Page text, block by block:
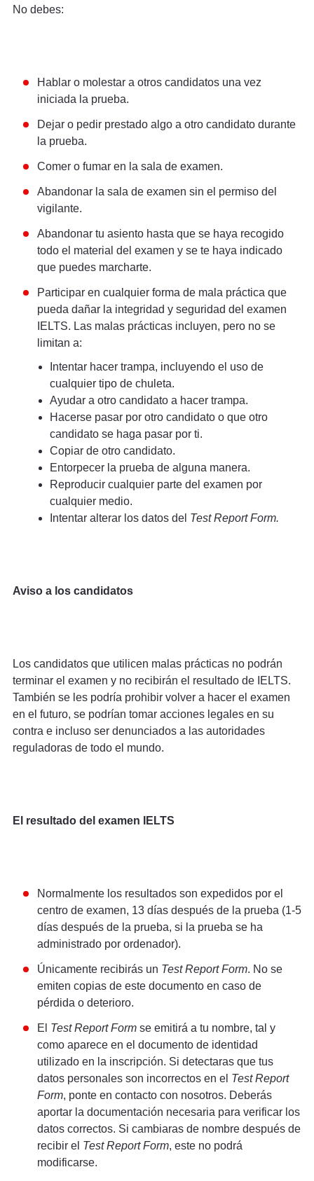
No debes:
Hablar o molestar a otros candidatos una vez
iniciada la prueba.
Dejar o pedir prestado algo a otro candidato durante
la prueba.
Comer o fumar en la sala de examen.
Abandonar la sala de examen sin el permiso del
vigilante.
Abandonar tu asiento hasta que se haya recogido
todo el material del examen y se te haya indicado
que puedes marcharte.
Participar en cualquier forma de mala práctica que
pueda dañar la integridad y seguridad del examen
IELTS. Las malas prácticas incluyen, pero no se
limitan a:
Intentar hacer trampa, incluyendo el uso de
cualquier tipo de chuleta.
Ayudar a otro candidato a hacer trampa.
Hacerse pasar por otro candidato o que otro
candidato se haga pasar por ti.
Copiar de otro candidato.
Entorpecer la prueba de alguna manera.
Reproducir cualquier parte del examen por
cualquier medio.
Intentar alterar los datos del Test Report Form.
Aviso a los candidatos
Los candidatos que utilicen malas prácticas no podrán
terminar el examen y no recibirán el resultado de IELTS.
También se les podría prohibir volver a hacer el examen
en el futuro, se podrían tomar acciones legales en su
contra e incluso ser denunciados a las autoridades
reguladoras de todo el mundo.
El resultado del examen IELTS
Normalmente los resultados son expedidos por el
centro de examen, 13 días después de la prueba (1-5
días después de la prueba, si la prueba se ha
administrado por ordenador).
Únicamente recibirás un Test Report Form. No se
emiten copias de este documento en caso de
pérdida o deterioro.
El Test Report Form se emitirá a tu nombre, tal y
como aparece en el documento de identidad
utilizado en la inscripción. Si detectaras que tus
datos personales son incorrectos en el Test Report
Form, ponte en contacto con nosotros. Deberás
aportar la documentación necesaria para verificar los
datos correctos. Si cambiaras de nombre después de
recibir el Test Report Form, este no podrá
modificarse.